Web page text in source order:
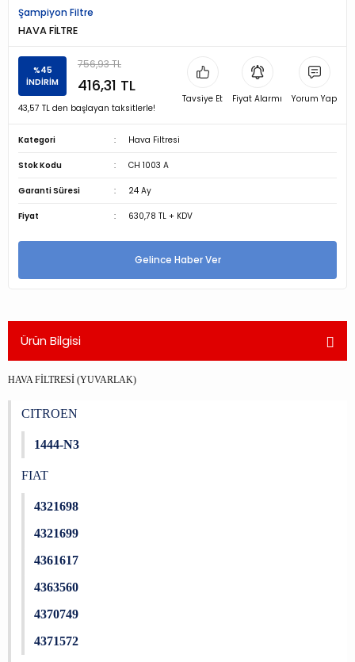
Şampiyon Filtre
HAVA FİLTRE
%45
İNDİRİM
756,93 TL
416,31 TL
43,57 TL den başlayan taksitlerle!
Tavsiye Et Fiyat Alarmı Yorum Yap
Kategori Hava Filtresi
Stok Kodu CH 1003 A
Garanti Süresi 24 Ay
Fiyat 630,78 TL + KDV
Gelince Haber Ver
Ürün Bilgisi
HAVA FİLTRESİ (YUVARLAK)
CITROEN
1444-N3
FIAT
4321698
4321699
4361617
4363560
4370749
4371572